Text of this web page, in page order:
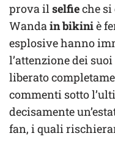
prova ilselfieche si
Wandain bikiniè
esplosive hanno
l’attenzione dei
liberato
commenti sotto
decisamente
fan, i quali